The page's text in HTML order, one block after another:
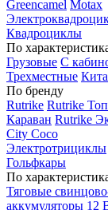
Greencamel Motax
Квадроциклы
По
Грузовые С
Трехместные
По бренду
Rutrike Rutrike
Караван Rutrike
City Coco
Электротрициклы
Гольфкары
По
Тяговые
аккумуляторы 12